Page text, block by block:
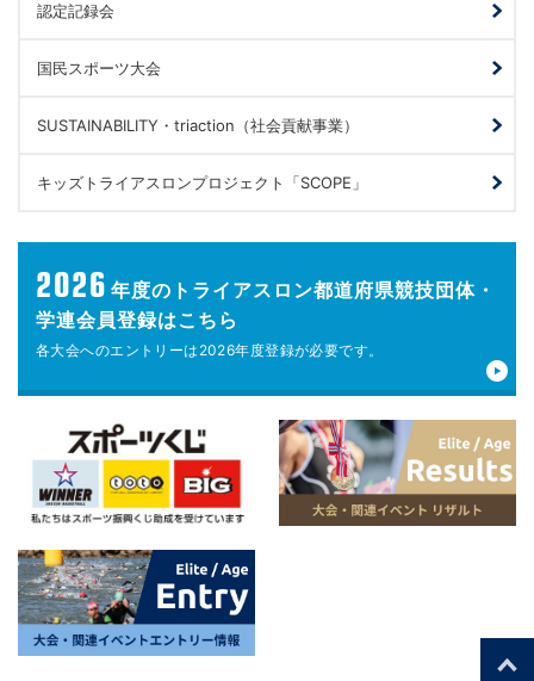
認定記録会
国民スポーツ大会
SUSTAINABILITY・triaction（社会貢献事業）
キッズトライアスロンプロジェクト「SCOPE」
2026 年度の トライアスロン都道府県競技団体・
学連会員登録はこちら
各大会へのエントリーは 2026年度登録が必要です。